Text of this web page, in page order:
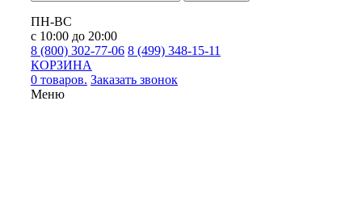
ПН-ВС
с 10:00 до 20:00
8 (800) 302-77-06 8 (499) 348-15-11
КОРЗИНА
0 товаров. Заказать звонок
Меню